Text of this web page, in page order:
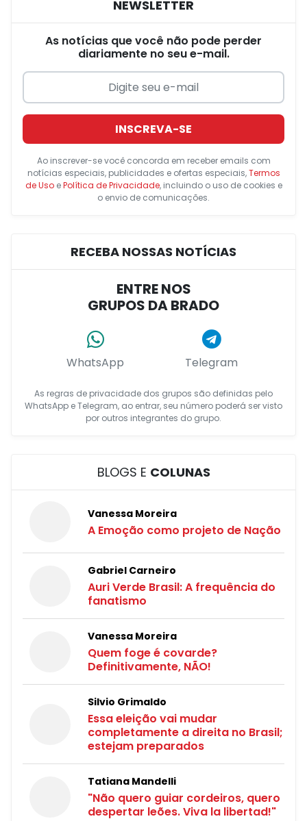
NEWSLETTER
As notícias que você não pode perder
diariamente no seu e-mail.
INSCREVA-SE
Ao inscrever-se você concorda em receber emails com
notícias especiais, publicidades e ofertas especiais,Termos
de UsoePolítica de Privacidade, incluindo o uso de cookies e
o envio de comunicações.
RECEBA NOSSAS NOTÍCIAS
ENTRE NOS
GRUPOS DA BRADO
WhatsApp Telegram
As regras de privacidade dos grupos são definidas pelo
WhatsApp e Telegram, ao entrar, seu número poderá ser visto
por outros integrantes do grupo.
BLOGS E COLUNAS
Vanessa Moreira
A Emoção como projeto de Nação
Gabriel Carneiro
Auri Verde Brasil: A frequência do
fanatismo
Vanessa Moreira
Quem foge é covarde?
Definitivamente, NÃO!
Silvio Grimaldo
Essa eleição vai mudar
completamente a direita no Brasil;
estejam preparados
Tatiana Mandelli
"Não quero guiar cordeiros, quero
despertar leões. Viva la libertad!"